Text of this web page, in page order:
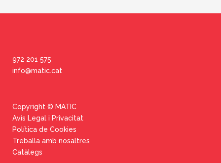
972 201 575
info@matic.cat
Copyright © MATIC
Avís Legal i Privacitat
Política de Cookies
Treballa amb nosaltres
Catàlegs